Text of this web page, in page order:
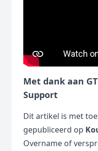
Met dank aan
Support
Dit artikel is met
gepubliceerd op
Overname of